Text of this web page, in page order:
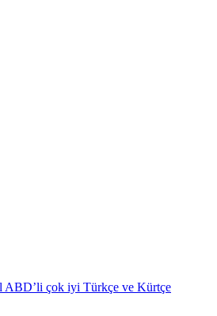
ABD’li çok iyi Türkçe ve Kürtçe